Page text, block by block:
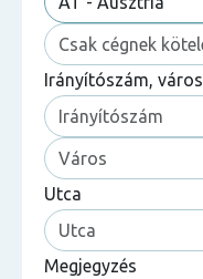
Irányítószám, város
Utca
Megjegyzés